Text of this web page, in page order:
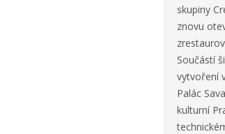
skupiny
znovu
Součástí
vytvoření
Palác
kulturní